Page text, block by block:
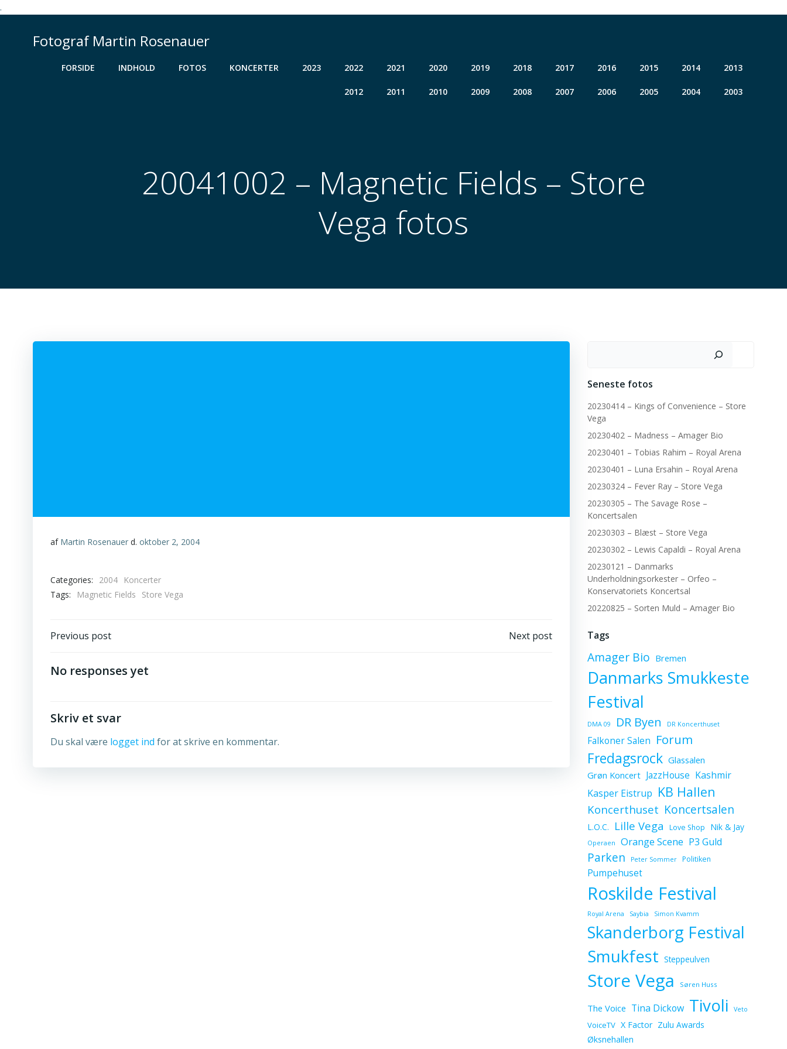
.
Fotograf Martin Rosenauer
FORSIDE INDHOLD FOTOS KONCERTER 2023 2022 2021 2020 2019 2018 2017 2016 2015 2014 2013
2012 2011 2010 2009 2008 2007 2006 2005 2004 2003
20041002 – Magnetic Fields – Store
Vega fotos
af Martin Rosenauer d. oktober 2, 2004
Categories: 2004
Koncerter
Tags:
Magnetic Fields Store Vega
Post
navigation
Previous post Next post
No responses yet
Skriv et svar
Du skal være logget ind for at skrive en kommentar.
Seneste fotos
20230414 – Kings of Convenience – Store
Vega
20230402 – Madness – Amager Bio
20230401 – Tobias Rahim – Royal Arena
20230401 – Luna Ersahin – Royal Arena
20230324 – Fever Ray – Store Vega
20230305 – The Savage Rose –
Koncertsalen
20230303 – Blæst – Store Vega
20230302 – Lewis Capaldi – Royal Arena
20230121 – Danmarks
Underholdningsorkester – Orfeo –
Konservatoriets Koncertsal
20220825 – Sorten Muld – Amager Bio
Tags
Amager Bio Bremen
Danmarks Smukkeste
Festival
DMA 09 DR Byen DR Koncerthuset
Falkoner Salen Forum
Fredagsrock Glassalen
Grøn Koncert JazzHouse Kashmir
Kasper Eistrup KB Hallen
Koncerthuset Koncertsalen
L.O.C. Lille Vega Love Shop Nik & Jay
Operaen Orange Scene P3 Guld
Parken Peter Sommer Politiken
Pumpehuset
Roskilde Festival
Royal Arena Saybia Simon Kvamm
Skanderborg Festival
Smukfest Steppeulven
Store Vega Søren Huss
The Voice Tina Dickow Tivoli Veto
VoiceTV X Factor Zulu Awards
Øksnehallen